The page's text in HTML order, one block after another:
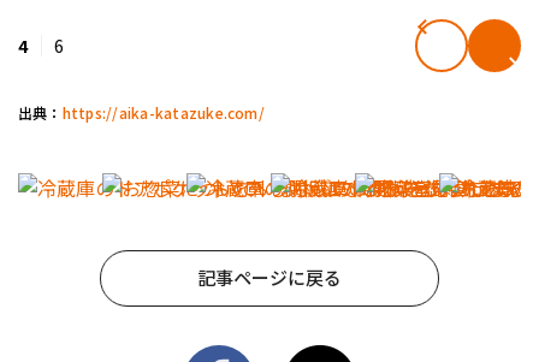
4 6
出典： https://aika-katazuke.com/
記事ページに戻る